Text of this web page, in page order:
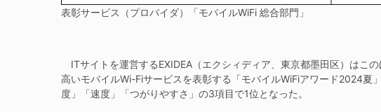
表彰サービス（プロバイダ）「モバイルWiFi 総合部門」
ITサイトを運営するEXIDEA（エクシィディア、東京都墨田区）はこ
高いモバイルWi-Fiサービスを表彰する「モバイルWiFiアワード2024夏
度」「速度」「つがりやすさ」の3項目で1位となった。